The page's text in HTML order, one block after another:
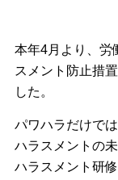
本年4月より、労
スメント防止措
した。
パワハラだけで
ハラスメントの
ハラスメント研